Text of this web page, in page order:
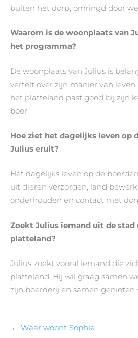
buiten het dorp, omringd door
Waarom is de woonplaats van
het programma?
De woonplaats van Julius is
vertelt over zijn manier van
het platteland past goed bij zijn
boer.
Hoe ziet het dagelijks leven op
Julius eruit?
Het dagelijks leven op de
uit dieren verzorgen, land
onderhouden en contact met
Zoekt Julius iemand uit de stad
platteland?
Julius zoekt vooral iemand die
platteland. Hij wil graag samen
zijn boerderij en samen genieten
← Waar woont Sophie